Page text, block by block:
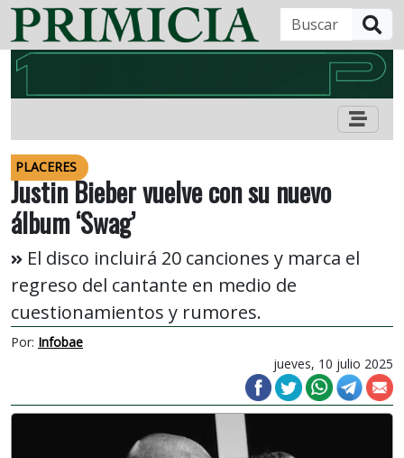
PLACERES
Justin Bieber vuelve con su nuevo
álbum ‘Swag’
El disco incluirá 20 canciones y marca el
regreso del cantante en medio de
cuestionamientos y rumores.
Por: Infobae
jueves, 10 julio 2025